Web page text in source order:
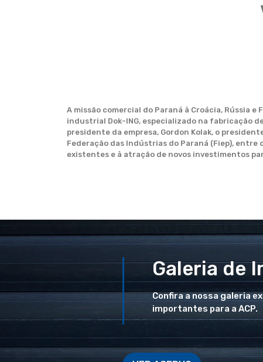
A missão comercial do Paraná à Croácia, Rússia
industrial Dok-ING, especializado na fabricação
presidente da empresa, Gordon Kolak, o
Federação das Indústrias do Paraná (Fiep),
existentes e à atração de novos investimentos
Galeria de
Confira a nossa galeria
importantes para a ACP.